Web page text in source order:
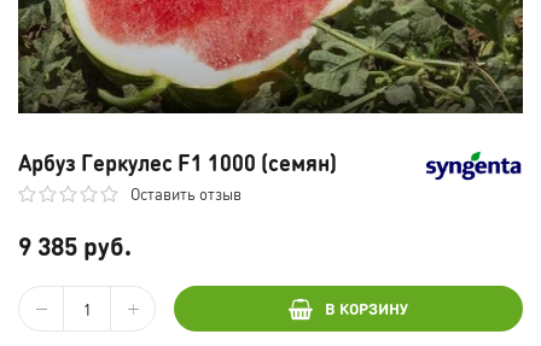
Арбуз Геркулес F1 1000 (семян)
Оставить отзыв
9 385 руб.
В КОРЗИНУ